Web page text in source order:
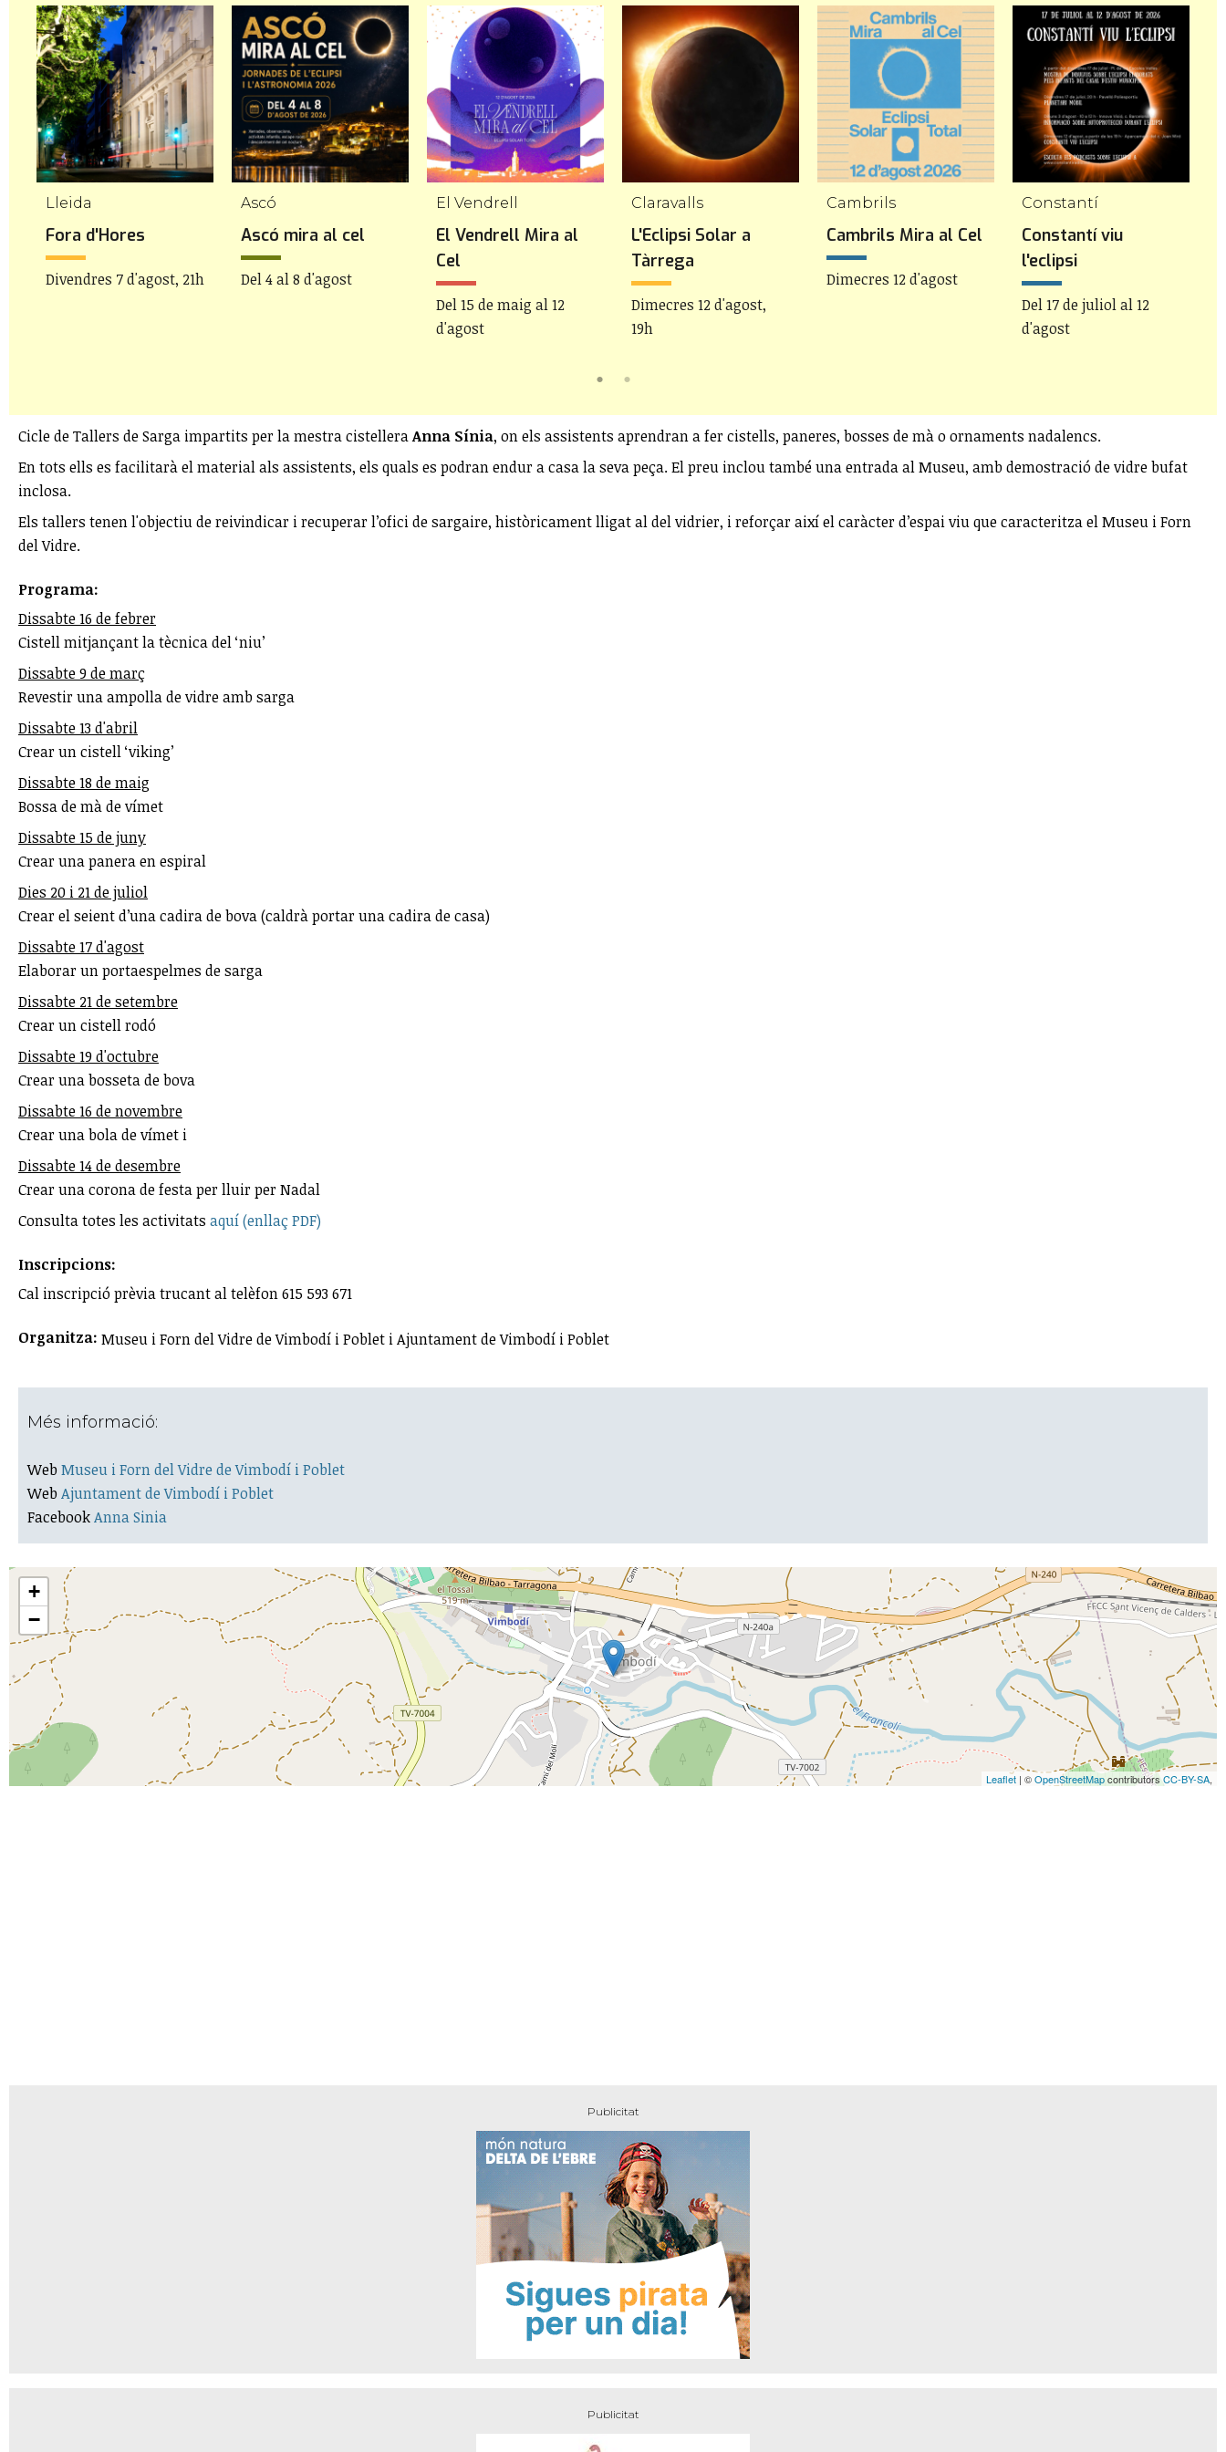
Lleida
Fora d'Hores
Divendres 7 d'agost, 21h
Ascó
Ascó mira al cel
Del 4 al 8 d'agost
El Vendrell
El Vendrell Mira al
Cel
Del 15 de maig al 12
d'agost
Claravalls
L'Eclipsi Solar a
Tàrrega
Dimecres 12 d'agost,
19h
Cambrils
Cambrils Mira al Cel
Dimecres 12 d'agost
Constantí
Constantí viu
l'eclipsi
Del 17 de juliol al 12
d'agost
Cicle de Tallers de Sarga impartits per la mestra cistelleraAnna Sínia, on els assistents aprendran a fer cistells, paneres, bosses de mà o ornaments nadalencs.
En tots ells es facilitarà el material als assistents, els quals es podran endur a casa la seva peça. El preu inclou també una entrada al Museu, amb demostració de vidre bufat
inclosa.
Els tallers tenen l'objectiu de reivindicar i recuperar l’ofici de sargaire, històricament lligat al del vidrier, i reforçar així el caràcter d’espai viu que caracteritza el Museu i Forn
del Vidre.
Programa:
Dissabte 16 de febrer
Cistell mitjançant la tècnica del ‘niu’
Dissabte 9 de març
Revestir una ampolla de vidre amb sarga
Dissabte 13 d'abril
Crear un cistell ‘viking’
Dissabte 18 de maig
Bossa de mà de vímet
Dissabte 15 de juny
Crear una panera en espiral
Dies 20 i 21 de juliol
Crear el seient d’una cadira de bova (caldrà portar una cadira de casa)
Dissabte 17 d'agost
Elaborar un portaespelmes de sarga
Dissabte 21 de setembre
Crear un cistell rodó
Dissabte 19 d'octubre
Crear una bosseta de bova
Dissabte 16 de novembre
Crear una bola de vímet i
Dissabte 14 de desembre
Crear una corona de festa per lluir per Nadal
Consulta totes les activitats aquí (enllaç PDF)
Inscripcions:
Cal inscripció prèvia trucant al telèfon 615 593 671
Organitza: Museu i Forn del Vidre de Vimbodí i Poblet i Ajuntament de Vimbodí i Poblet
Més informació:
Web Museu i Forn del Vidre de Vimbodí i Poblet
Web Ajuntament de Vimbodí i Poblet
FacebookAnna Sinia
+
−
Leaflet | ©OpenStreetMapcontributorsCC-BY-SA,